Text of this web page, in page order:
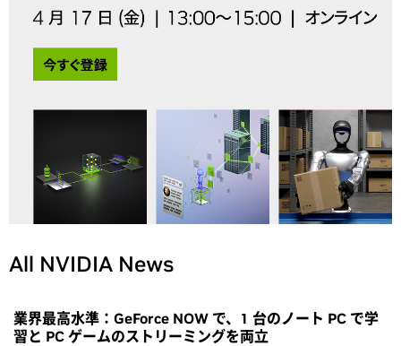
All NVIDIA News
業界最高水準：GeForce NOW で、1 台のノート PC で学
習と PC ゲームのストリーミングを両立